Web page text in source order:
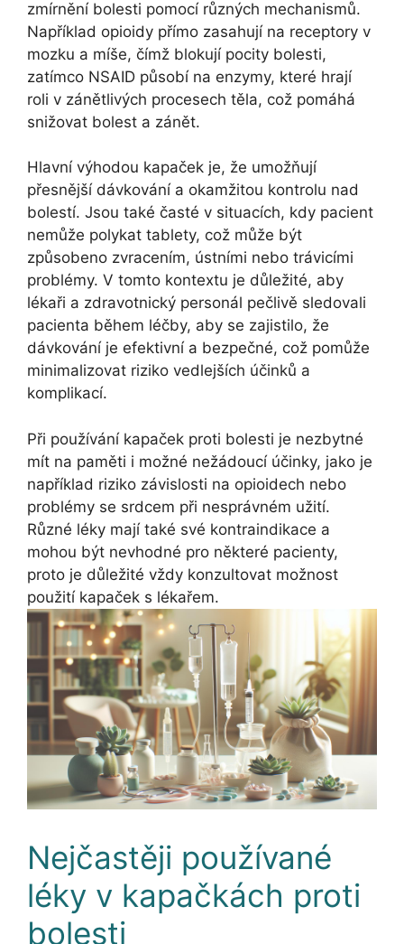
zmírnění bolesti pomocí různých mechanismů.
Například opioidy přímo zasahují na receptory v
mozku a míše, čímž blokují pocity bolesti,
zatímco NSAID působí na enzymy, které hrají
roli v zánětlivých procesech těla, což pomáhá
snižovat bolest a zánět.
Hlavní výhodou kapaček je, že umožňují
přesnější dávkování a okamžitou kontrolu nad
bolestí. Jsou také časté v situacích, kdy pacient
nemůže polykat tablety, což může být
způsobeno zvracením, ústními nebo trávicími
problémy. V tomto kontextu je důležité, aby
lékaři a zdravotnický personál pečlivě sledovali
pacienta během léčby, aby se zajistilo, že
dávkování je efektivní a bezpečné, což pomůže
minimalizovat riziko vedlejších účinků a
komplikací.
Při používání kapaček proti bolesti je nezbytné
mít na paměti i možné nežádoucí účinky, jako je
například riziko závislosti na opioidech nebo
problémy se srdcem při nesprávném užití.
Různé léky mají také své kontraindikace a
mohou být nevhodné pro některé pacienty,
proto je důležité vždy konzultovat možnost
použití kapaček s lékařem.
Nejčastěji používané
léky v kapačkách proti
bolesti